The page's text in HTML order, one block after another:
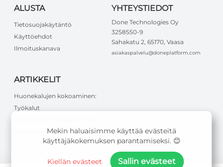
ALUSTA
Tietosuojakäytäntö
Käyttöehdot
Ilmoituskanava
YHTEYSTIEDOT
Done Technologies Oy
3258550-9
Sahakatu 2, 65170, Vaasa
asiakaspalvelu@doneplatform.com
ARTIKKELIT
Huonekalujen kokoaminen:
Työkalut
Vältä virheetMekin haluaisimme käyttää evästeitä
käyttäjäkokemuksen parantamiseksi. 😊
Kiellän evästeet Sallin evästeet